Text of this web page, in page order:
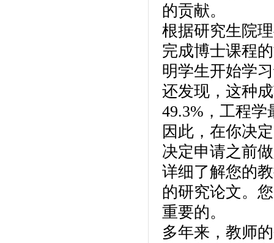
的贡献。
根据研究生院
完成博士课程
明学生开始学
还发现，这种
49.3%，工程学
因此，在你决
决定申请之前
详细了解您的
的研究论文。
重要的。
多年来，教师